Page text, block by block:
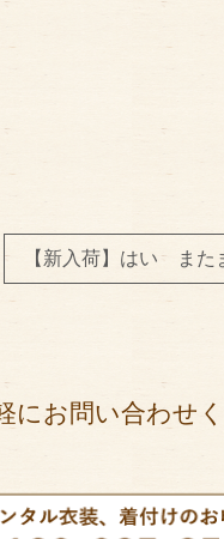
【新入荷】はい ま
お問い合わせく